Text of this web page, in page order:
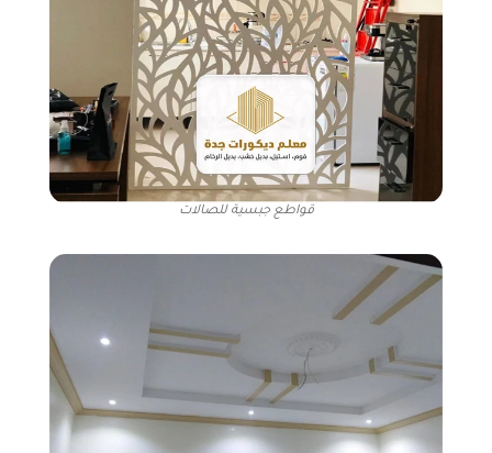
قواطع جبسية للصالات